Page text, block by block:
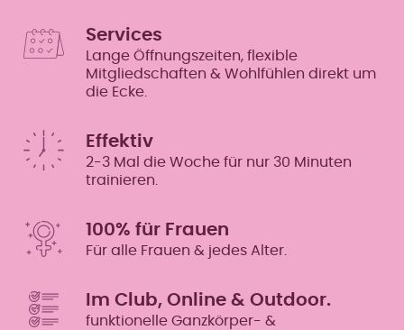
Services
Lange Öffnungszeiten, flexible
Mitgliedschaften & Wohlfühlen direkt um
die Ecke.
Effektiv
2-3 Mal die Woche für nur 30 Minuten
trainieren.
100% für Frauen
Für alle Frauen & jedes Alter.
Im Club, Online & Outdoor.
funktionelle Ganzkörper- &